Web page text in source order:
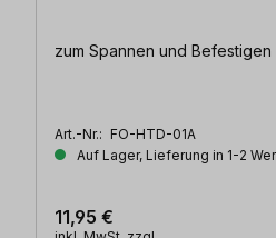
zum Spannen und
Art.-Nr.: FO-HTD-01A
Auf Lager, Lieferung in 1-2
11,95 €